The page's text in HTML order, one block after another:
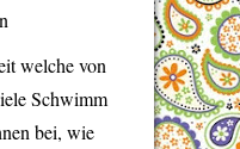
welche von
Schwimm
bei, wie